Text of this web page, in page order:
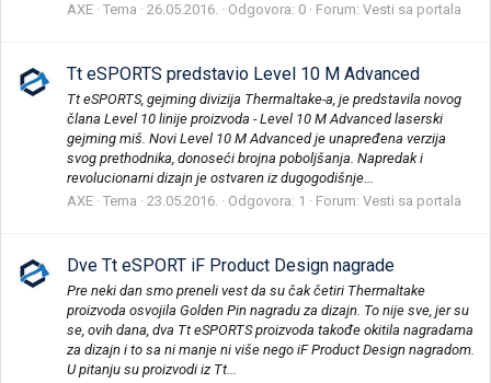
AXE Tema 26.05.2016. Odgovora: 0 Forum: Vesti sa portala
Tt eSPORTS predstavio Level 10 M Advanced
Tt eSPORTS, gejming divizija Thermaltake-a, je predstavila novog
člana Level 10 linije proizvoda - Level 10 M Advanced laserski
gejming miš. Novi Level 10 M Advanced je unapređena verzija
svog prethodnika, donoseći brojna poboljšanja. Napredak i
revolucionarni dizajn je ostvaren iz dugogodišnje...
AXE Tema 23.05.2016. Odgovora: 1 Forum: Vesti sa portala
Dve Tt eSPORT iF Product Design nagrade
Pre neki dan smo preneli vest da su čak četiri Thermaltake
proizvoda osvojila Golden Pin nagradu za dizajn. To nije sve, jer su
se, ovih dana, dva Tt eSPORTS proizvoda takođe okitila nagradama
za dizajn i to sa ni manje ni više nego iF Product Design nagradom.
U pitanju su proizvodi iz Tt...